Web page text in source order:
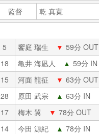
監督
乾 真寛
5
饗庭 瑞生 ▼ 59分 OUT
18
亀井 海凪人 ▲ 59分 IN
15
河面 龍征 ▼ 63分 OUT
28
原田 武宗 ▲ 63分 IN
17
梅木 翼 ▼ 78分 OUT
14
今田 源紀 ▲ 78分 IN